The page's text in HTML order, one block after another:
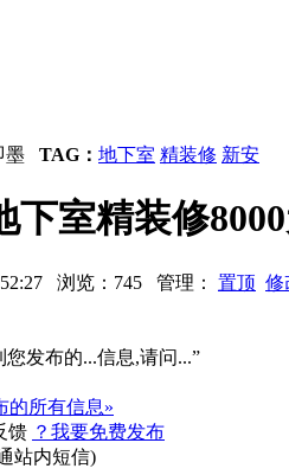
墨 TAG： 地下室 精装修 新安
下室精装修
浏览：745 管理： 置顶 修
发布的...信息,请问...”
的所有信息»
馈 ？我要免费发布
站内短信)